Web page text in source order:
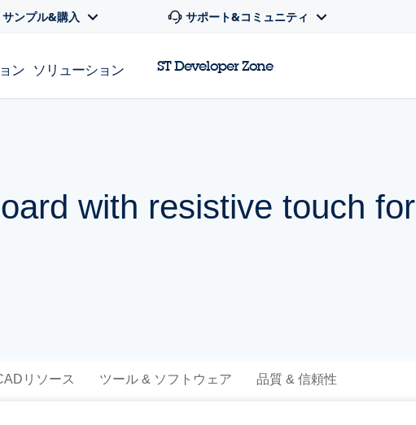
サンプル&購入 サポート&コミュニティ
ン ソリューション ST Developer Zone
with resistive touch for
リソース ツール & ソフトウェア 品質 & 信頼性